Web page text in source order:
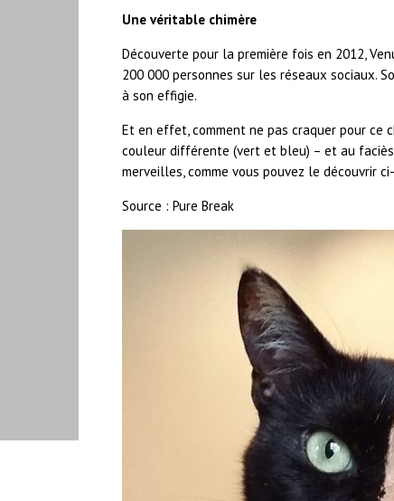
Une véritable chimère
Découverte pour la première fois en 2012,
200 000 personnes sur les réseaux sociaux.
à son effigie.
Et en effet, comment ne pas craquer pour ce
couleur différente (vert et bleu) – et au
merveilles, comme vous pouvez le découvrir
Source : Pure Break